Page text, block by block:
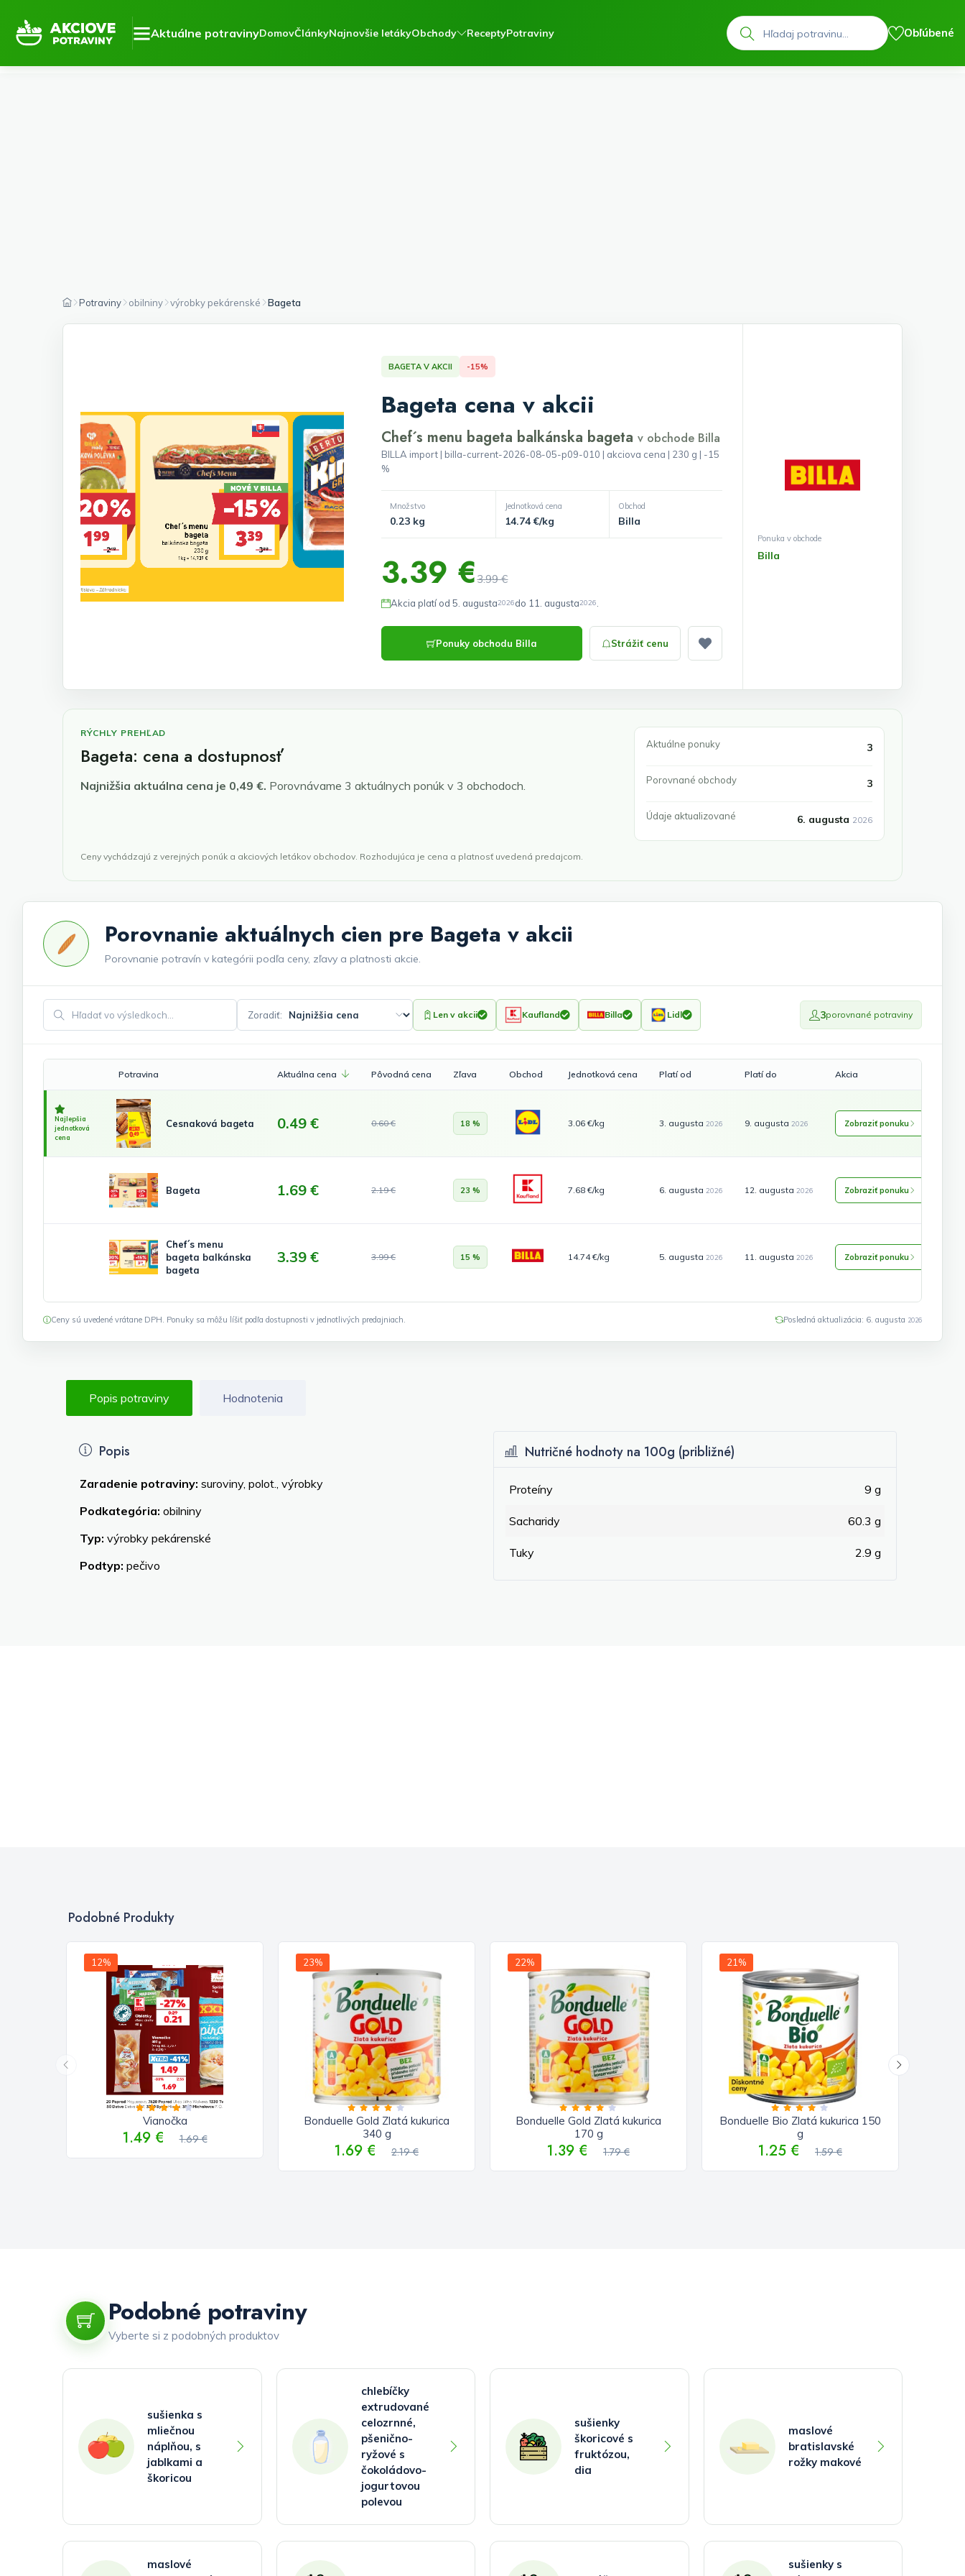
Aktuálne potravinyDomovČlánkyNajnovšie letákyObchody ReceptyPotraviny
Hľadať
Obľúbené
Potraviny obilniny výrobky pekárenské Bageta
BAGETA V AKCII -15%
Bageta cena v akcii
Chef´s menu bageta balkánska bagetav obchode Billa
BILLA import | billa-current-2026-08-05-p09-010 | akciova cena | 230 g | -15
%
Množstvo
0.23 kg
Jednotková cena
14.74 €/kg
Obchod
Billa
3.39 €3.99 €
Akcia platí od 5. augusta2026do 11. augusta2026
Ponuky obchodu Billa Strážiť cenu
Pridať medzi obľúbené
Ponuka v obchode
Billa
RÝCHLY PREHĽAD
Bageta: cena a dostupnosť
Najnižšia aktuálna cena je 0,49 €. Porovnávame 3 aktuálnych ponúk v 3 obchodoch.
Aktuálne ponuky 3
Porovnané obchody 3
Údaje aktualizované 6. augusta 2026
Ceny vychádzajú z verejných ponúk a akciových letákov obchodov. Rozhodujúca je cena a platnosť uvedená predajcom.
Porovnanie aktuálnych cien pre Bageta v akcii
Porovnanie potravín v kategórii podľa ceny, zľavy a platnosti akcie.
Hľadať vo výsledkoch
Zoradiť: Len v akcii Kaufland Billa Lidl 3porovnané potraviny
Potravina Aktuálna cena Pôvodná cena Zľava Obchod Jednotková cena Platí od Platí do Akcia
Najlepšia
jednotková
cena
Cesnaková bageta 0.49 € 0.60 € 18 % 3.06 €/kg 3. augusta 2026 9. augusta 2026 Zobraziť ponuku
Bageta 1.69 € 2.19 € 23 % 7.68 €/kg 6. augusta 2026 12. augusta 2026 Zobraziť ponuku
Chef´s menu
bageta balkánska
bageta
3.39 € 3.99 € 15 % 14.74 €/kg 5. augusta 2026 11. augusta 2026 Zobraziť ponuku
Ceny sú uvedené vrátane DPH. Ponuky sa môžu líšiť podľa dostupnosti v jednotlivých predajniach. Posledná aktualizácia: 6. augusta 2026
Popis potraviny Hodnotenia
Popis
Zaradenie potraviny: suroviny, polot., výrobky
Podkategória: obilniny
Typ: výrobky pekárenské
Podtyp: pečivo
Nutričné hodnoty na 100g (približné)
Proteíny 9 g
Sacharidy 60.3 g
Tuky 2.9 g
Podobné Produkty
12%
Vianočka
1.49 € 1.69 €
23%
Bonduelle Gold Zlatá kukurica
340 g
1.69 € 2.19 €
22%
Bonduelle Gold Zlatá kukurica
170 g
1.39 € 1.79 €
21%
Bonduelle Bio Zlatá kukurica 150
g
1.25 € 1.59 €
Podobné potraviny
Vyberte si z podobných produktov
sušienka s
mliečnou
náplňou, s
jablkami a
škoricou
chlebíčky
extrudované
celozrnné,
pšenično-
ryžové s
čokoládovo-
jogurtovou
polevou
sušienky
škoricové s
fruktózou,
dia
maslové
bratislavské
rožky makové
maslové
sušienky s